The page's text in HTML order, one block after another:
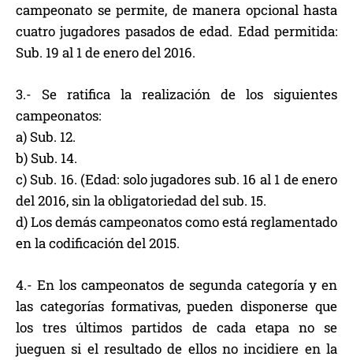
campeonato se permite, de manera opcional hasta
cuatro jugadores pasados de edad. Edad permitida:
Sub. 19 al 1 de enero del 2016.
3.- Se ratifica la realización de los siguientes
campeonatos:
a) Sub. 12.
b) Sub. 14.
c) Sub. 16. (Edad: solo jugadores sub. 16 al 1 de enero
del 2016, sin la obligatoriedad del sub. 15.
d) Los demás campeonatos como está reglamentado
en la codificación del 2015.
4.- En los campeonatos de segunda categoría y en
las categorías formativas, pueden disponerse que
los tres últimos partidos de cada etapa no se
jueguen si el resultado de ellos no incidiere en la